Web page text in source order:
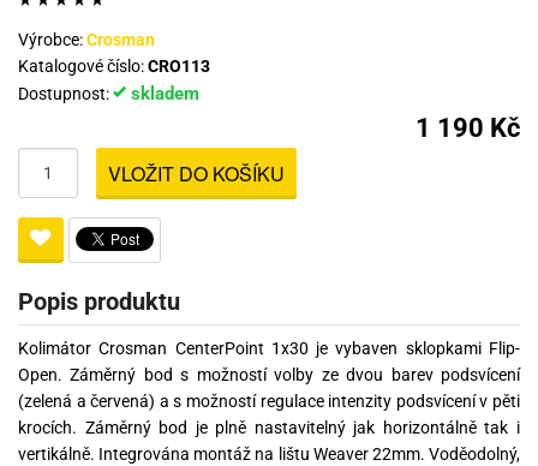
Výrobce:Crosman
Katalogové číslo:CRO113
Dostupnost:
skladem
1 190 Kč
VLOŽIT DO KOŠÍKU
Popis produktu
Kolimátor Crosman CenterPoint 1x30 je vybaven sklopkami Flip-
Open. Záměrný bod s možností volby ze dvou barev podsvícení
(zelená a červená) a s možností regulace intenzity podsvícení v pěti
krocích. Záměrný bod je plně nastavitelný jak horizontálně tak i
vertikálně. Integrována montáž na lištu Weaver 22mm. Voděodolný,